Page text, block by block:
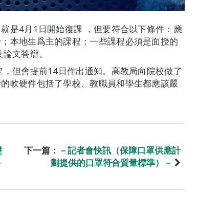
是4月1日開始復課 ，但要符合以下條件：應
本地生爲主的課程；一些課程必須是面授的
文答辯。
但會提前14日作出通知。高教局向院校做了
軟硬件包括了學校、教職員和學生都應該嚴
下一篇： －記者會快訊（保障口罩供應計
劃提供的口罩符合質量標準）－